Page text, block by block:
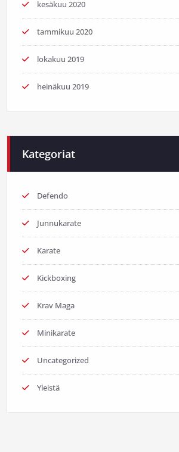
kesäkuu 2020
tammikuu 2020
lokakuu 2019
heinäkuu 2019
Kategoriat
Defendo
Junnukarate
Karate
Kickboxing
Krav Maga
Minikarate
Uncategorized
Yleistä